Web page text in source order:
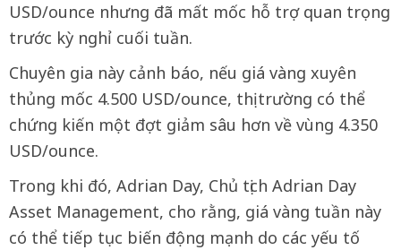
USD/ounce nhưng đã mất mốc hỗ trợ quan trọng
trước kỳ nghỉ cuối tuần.
Chuyên gia này cảnh báo, nếu giá vàng xuyên
thủng mốc 4.500 USD/ounce, thị trường có thể
chứng kiến một đợt giảm sâu hơn về vùng 4.350
USD/ounce.
Trong khi đó, Adrian Day, Chủ tịch Adrian Day
Asset Management, cho rằng, giá vàng tuần này
có thể tiếp tục biến động mạnh do các yếu tố